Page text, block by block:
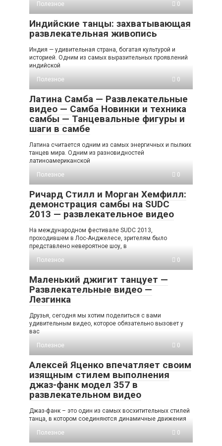
Полезное
0
Индийские танцы: захватывающая
развлекательная живопись
Индия — удивительная страна, богатая культурой и
историей. Одним из самых выразительных проявлений
индийской
Полезное
0
Латина Самба — Развлекательные
видео — Самба Новинки и техника
самбы — Танцевальные фигуры и
шаги в самбе
Латина считается одним из самых энергичных и пылких
танцев мира. Одним из разновидностей
латиноамериканской
Полезное
0
Ричард Стилл и Морган Хемфилл:
демонстрация самбы на SUDC
2013 — развлекательное видео
На международном фестивале SUDC 2013,
проходившем в Лос-Анджелесе, зрителям было
представлено невероятное шоу, в
Полезное
0
Маленький джигит танцует —
Развлекательные видео —
Лезгинка
Друзья, сегодня мы хотим поделиться с вами
удивительным видео, которое обязательно вызовет у
вас
Полезное
0
Алексей Яценко впечатляет своим
изящным стилем выполнения
джаз-фанк модел 357 в
развлекательном видео
Джаз-фанк – это один из самых восхитительных стилей
танца, в котором соединяются динамичные движения
Полезное
0